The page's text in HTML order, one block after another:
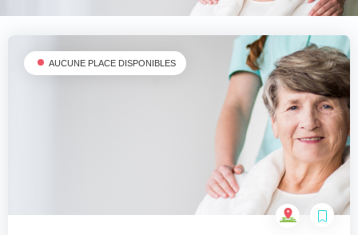
Fermer
Contacter un proche
Nom & prénom du résident à contacter *
AUCUNE PLACE DISPONIBLES